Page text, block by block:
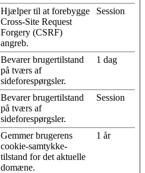
Hjælper til at forebygge
Cross-Site Request
Forgery (CSRF)
angreb.
Session
Bevarer brugertilstand
på tværs af
sideforespørgsler.
1 dag
Bevarer brugertilstand
på tværs af
sideforespørgsler.
Session
Gemmer brugerens
cookie-samtykke-
tilstand for det aktuelle
domæne.
1 år